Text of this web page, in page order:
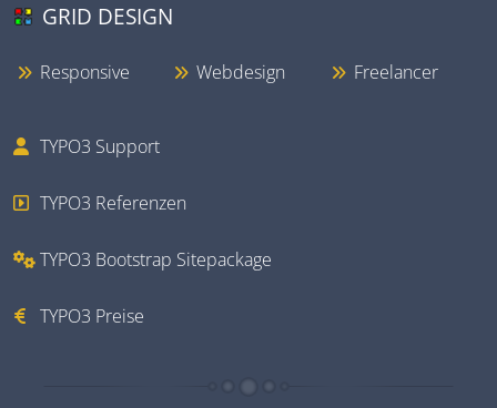
GRID DESIGN
Responsive Webdesign Freelancer
TYPO3 Support
TYPO3 Referenzen
TYPO3 Bootstrap Sitepackage
TYPO3 Preise